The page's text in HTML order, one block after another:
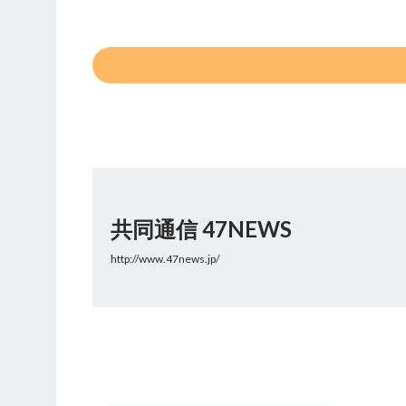
共同通信 47NEWS
http://www.47news.jp/